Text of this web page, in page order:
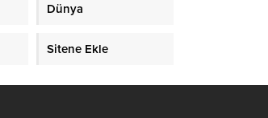
Dünya
Sitene Ekle